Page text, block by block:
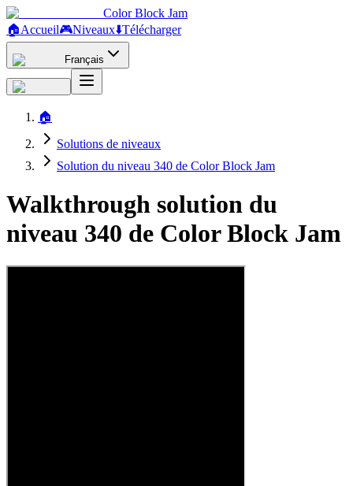
Color Block Jam
🏠Accueil🎮Niveaux⬇️Télécharger
Français
🏠
Solutions de niveaux
Solution du niveau 340 de Color Block Jam
Walkthrough solution du
niveau 340 de Color Block Jam